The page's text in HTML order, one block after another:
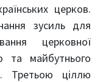
церков.
зусиль для
церковної
та майбутнього
Третьою ціллю